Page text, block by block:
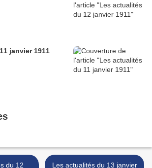
janvier 1911
Les actualités du 13 janvier